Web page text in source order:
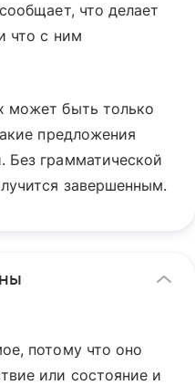
что делает
что с ним
может быть только
предложения
Без грамматической
завершенным.
потому что оно
или состояние и